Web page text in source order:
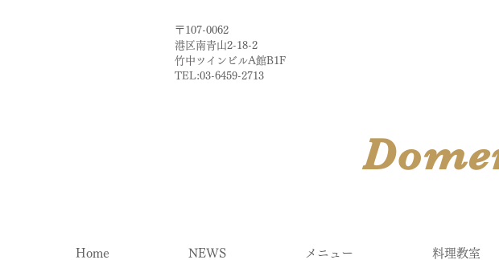
〒107-0062
港区南青山2-18-2​
​竹中ツインビルA館B1F
TEL:03-6459-2713
Home NEWS メニュー 料理教室